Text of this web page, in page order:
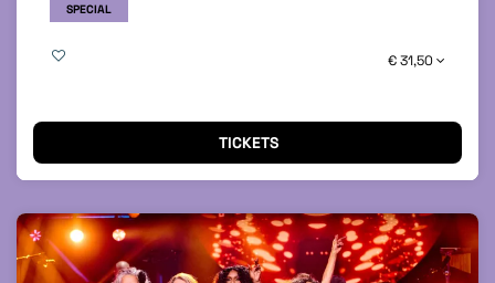
SPECIAL
€ 31,50
TICKETS